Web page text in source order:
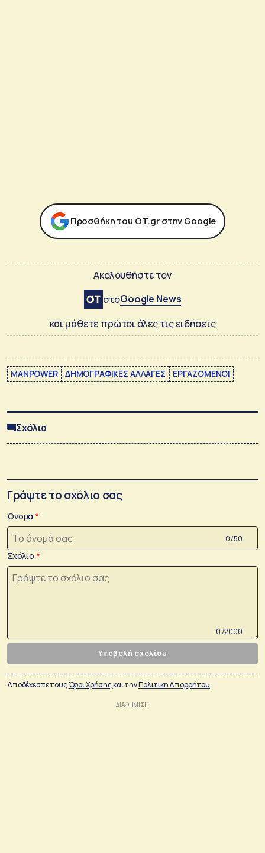
Προσθήκη του ΟΤ.gr στην Google
Ακολουθήστε τον
στοGoogle News
και μάθετε πρώτοι όλες τις ειδήσεις
MANPOWER ΔΗΜΟΓΡΑΦΙΚΕΣ ΑΛΛΑΓΕΣ ΕΡΓΑΖΟΜΕΝΟΙ
Σχόλια
Γράψτε το σχόλιο σας
Όνομα
0 /50
Σχόλιο
0 /2000
Υποβολή σχολίου
Αποδέχεστε τουςΌροι Χρήσηςκαι τηνΠολιτικη Απορρήτου